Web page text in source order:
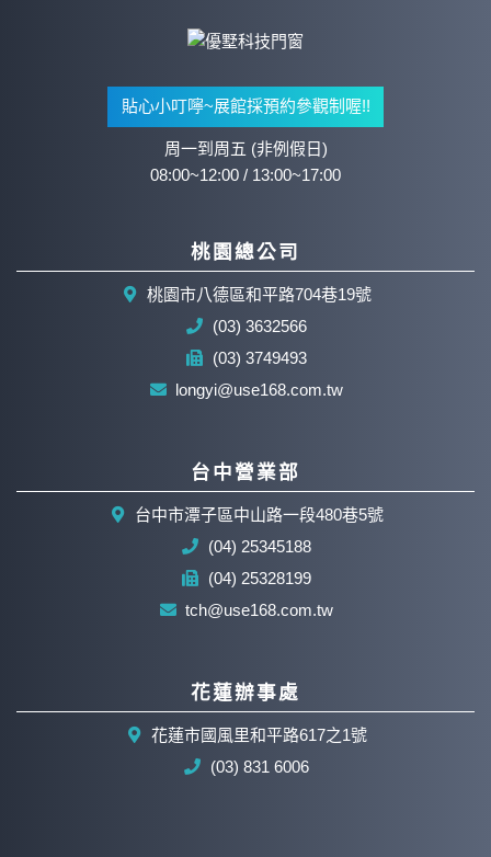
貼心小叮嚀~展館採預約參觀制喔!!
周一到周五 (非例假日)
08:00~12:00 / 13:00~17:00
桃園總公司
桃園市八德區和平路704巷19號
(03) 3632566
(03) 3749493
longyi@use168.com.tw
台中營業部
台中市潭子區中山路一段480巷5號
(04) 25345188
(04) 25328199
tch@use168.com.tw
花蓮辦事處
花蓮市國風里和平路617之1號
(03) 831 6006